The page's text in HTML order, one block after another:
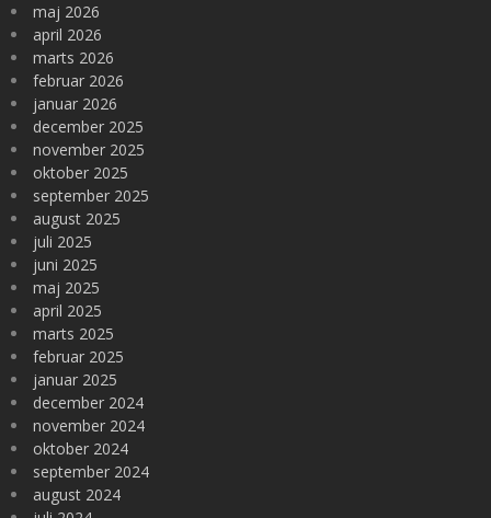
maj 2026
april 2026
marts 2026
februar 2026
januar 2026
december 2025
november 2025
oktober 2025
september 2025
august 2025
juli 2025
juni 2025
maj 2025
april 2025
marts 2025
februar 2025
januar 2025
december 2024
november 2024
oktober 2024
september 2024
august 2024